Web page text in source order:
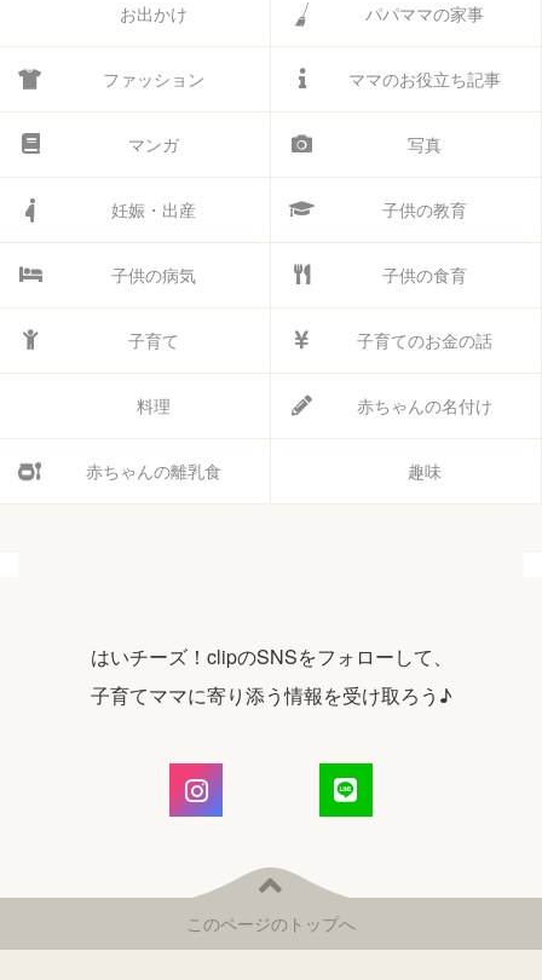
お出かけ パパママの家事
ファッション ママのお役立ち記事
マンガ 写真
妊娠・出産 子供の教育
子供の病気 子供の食育
子育て 子育てのお金の話
料理 赤ちゃんの名付け
赤ちゃんの離乳食 趣味
はいチーズ！clipのSNSをフォローして、
子育てママに寄り添う情報を受け取ろう♪
このページのトップへ